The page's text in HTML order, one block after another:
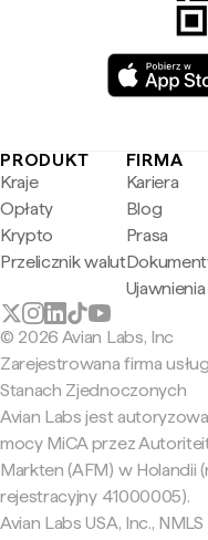
PRODUKT
Kraje
Opłaty
Krypto
Przelicznik walut
FIRMA
Kariera
Blog
Prasa
Ujawnienia
© 2026 Avian Labs, Inc
Zarejestrowana firma
Stanach Zjednoczonych
Avian Labs jest
mocy MiCA przez
Markten (AFM) w Holandii
rejestracyjny 41000005).
Avian Labs USA, Inc.,